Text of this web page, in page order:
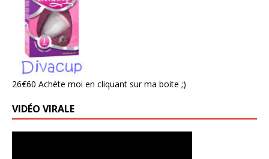
26€60 Achète moi en cliquant sur ma boite ;)
VIDÉO VIRALE